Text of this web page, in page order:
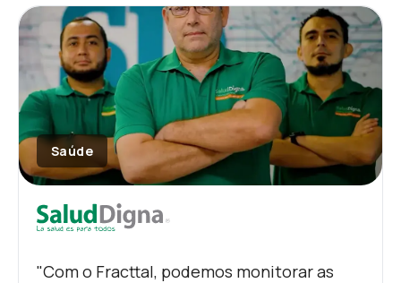
Saúde
"Com o Fracttal, podemos monitorar as